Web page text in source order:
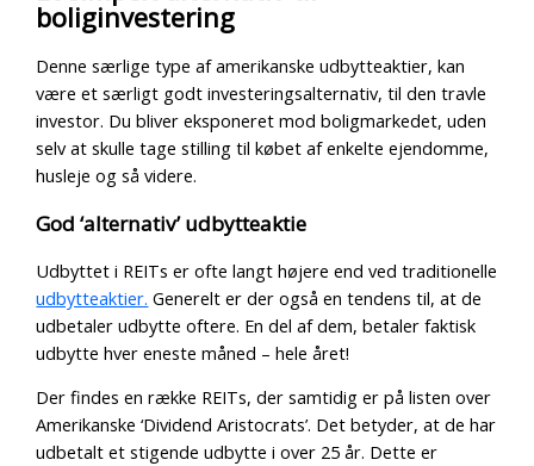
boliginvestering
Denne særlige type af amerikanske udbytteaktier, kan
være et særligt godt investeringsalternativ, til den travle
investor. Du bliver eksponeret mod boligmarkedet, uden
selv at skulle tage stilling til købet af enkelte ejendomme,
husleje og så videre.
God ‘alternativ’ udbytteaktie
Udbyttet i REITs er ofte langt højere end ved traditionelle
udbytteaktier. Generelt er der også en tendens til, at de
udbetaler udbytte oftere. En del af dem, betaler faktisk
udbytte hver eneste måned – hele året!
Der findes en række REITs, der samtidig er på listen over
Amerikanske ‘Dividend Aristocrats’. Det betyder, at de har
udbetalt et stigende udbytte i over 25 år. Dette er